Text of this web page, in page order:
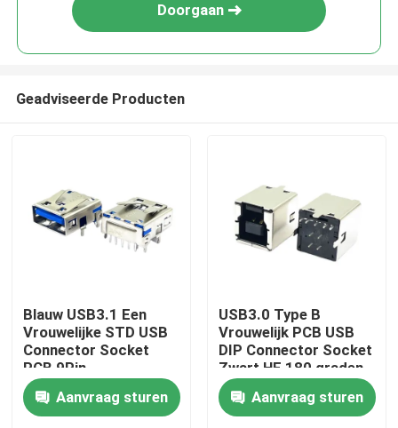
Thuis
Doorgaan
Geadviseerde Producten
Blauw USB3.1 Een
Vrouwelijke STD USB
Connector Socket
PCB 9Pin
Aanvraag sturen
USB3.0 Type B
Vrouwelijk PCB USB
DIP Connector Socket
Zwart HF 180 graden
T-vorm
Aanvraag sturen